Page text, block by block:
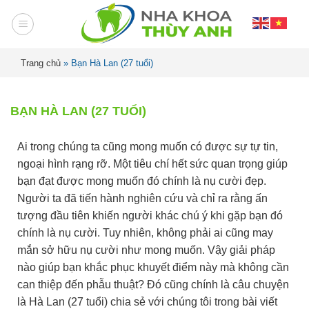
Trang chủ » Bạn Hà Lan (27 tuổi)
BẠN HÀ LAN (27 TUỔI)
Ai trong chúng ta cũng mong muốn có được sự tự tin,
ngoại hình rạng rỡ. Một tiêu chí hết sức quan trọng giúp
bạn đạt được mong muốn đó chính là nụ cười đẹp.
Người ta đã tiến hành nghiên cứu và chỉ ra rằng ấn
tượng đầu tiên khiến người khác chú ý khi gặp bạn đó
chính là nụ cười. Tuy nhiên, không phải ai cũng may
mắn sở hữu nụ cười như mong muốn. Vậy giải pháp
nào giúp bạn khắc phục khuyết điểm này mà không cần
can thiệp đến phẫu thuật? Đó cũng chính là câu chuyện
là Hà Lan (27 tuổi) chia sẻ với chúng tôi trong bài viết